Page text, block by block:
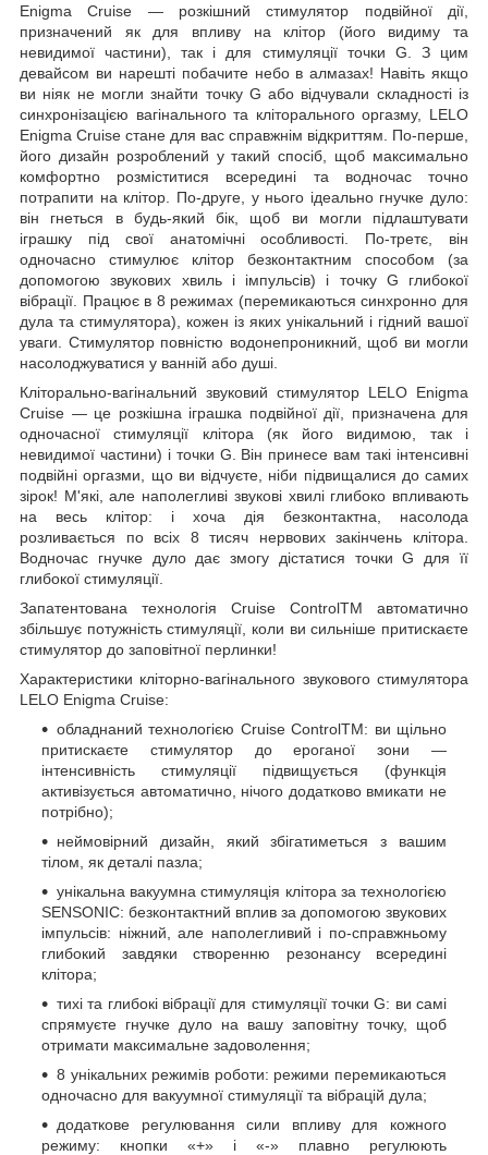
Enigma Cruise — розкішний стимулятор подвійної дії,
призначений як для впливу на клітор (його видиму та
невидимої частини), так і для стимуляції точки G. З цим
девайсом ви нарешті побачите небо в алмазах! Навіть якщо
ви ніяк не могли знайти точку G або відчували складності із
синхронізацією вагінального та кліторального оргазму, LELO
Enigma Cruise стане для вас справжнім відкриттям. По-перше,
його дизайн розроблений у такий спосіб, щоб максимально
комфортно розміститися всередині та водночас точно
потрапити на клітор. По-друге, у нього ідеально гнучке дуло:
він гнеться в будь-який бік, щоб ви могли підлаштувати
іграшку під свої анатомічні особливості. По-третє, він
одночасно стимулює клітор безконтактним способом (за
допомогою звукових хвиль і імпульсів) і точку G глибокої
вібрації. Працює в 8 режимах (перемикаються синхронно для
дула та стимулятора), кожен із яких унікальний і гідний вашої
уваги. Стимулятор повністю водонепроникний, щоб ви могли
насолоджуватися у ванній або душі.
Кліторально-вагінальний звуковий стимулятор LELO Enigma
Cruise — це розкішна іграшка подвійної дії, призначена для
одночасної стимуляції клітора (як його видимою, так і
невидимої частини) і точки G. Він принесе вам такі інтенсивні
подвійні оргазми, що ви відчуєте, ніби підвищалися до самих
зірок! М'які, але наполегливі звукові хвилі глибоко впливають
на весь клітор: і хоча дія безконтактна, насолода
розливається по всіх 8 тисяч нервових закінчень клітора.
Водночас гнучке дуло дає змогу дістатися точки G для її
глибокої стимуляції.
Запатентована технологія Cruise ControlTM автоматично
збільшує потужність стимуляції, коли ви сильніше притискаєте
стимулятор до заповітної перлинки!
Характеристики кліторно-вагінального звукового стимулятора
LELO Enigma Cruise:
обладнаний технологією Cruise ControlTM: ви щільно
притискаєте стимулятор до ероганої зони —
інтенсивність стимуляції підвищується (функція
активізується автоматично, нічого додатково вмикати не
потрібно);
неймовірний дизайн, який збігатиметься з вашим
тілом, як деталі пазла;
унікальна вакуумна стимуляція клітора за технологією
SENSONIC: безконтактний вплив за допомогою звукових
імпульсів: ніжний, але наполегливий і по-справжньому
глибокий завдяки створенню резонансу всередині
клітора;
тихі та глибокі вібрації для стимуляції точки G: ви самі
спрямуєте гнучке дуло на вашу заповітну точку, щоб
отримати максимальне задоволення;
8 унікальних режимів роботи: режими перемикаються
одночасно для вакуумної стимуляції та вібрацій дула;
додаткове регулювання сили впливу для кожного
режиму: кнопки «+» і «-» плавно регулюють